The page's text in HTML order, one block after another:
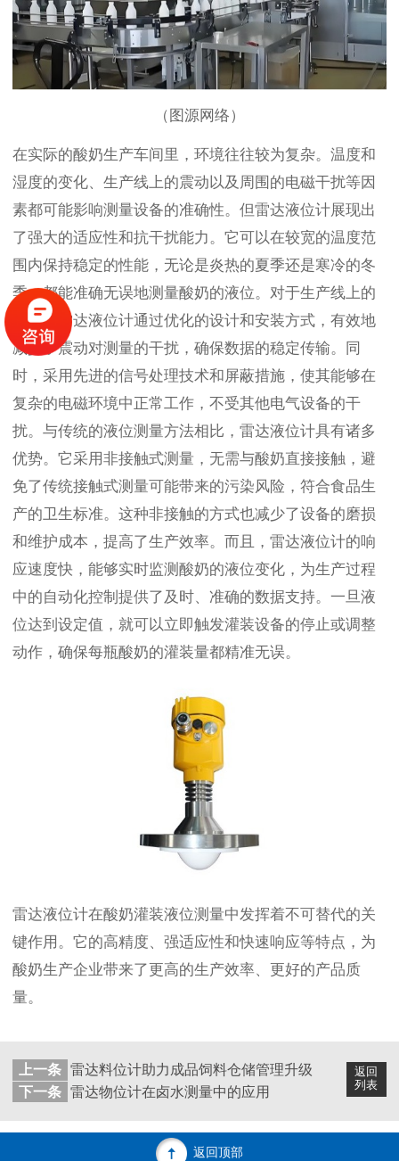
（图源网络）
在实际的酸奶生产车间里，环境往往较为复杂。温度和
湿度的变化、生产线上的震动以及周围的电磁干扰等因
素都可能影响测量设备的准确性。但雷达液位计展现出
了强大的适应性和抗干扰能力。它可以在较宽的温度范
围内保持稳定的性能，无论是炎热的夏季还是寒冷的冬
季，都能准确无误地测量酸奶的液位。对于生产线上的
震动，雷达液位计通过优化的设计和安装方式，有效地
减少了震动对测量的干扰，确保数据的稳定传输。同
时，采用先进的信号处理技术和屏蔽措施，使其能够在
复杂的电磁环境中正常工作，不受其他电气设备的干
扰。与传统的液位测量方法相比，雷达液位计具有诸多
优势。它采用非接触式测量，无需与酸奶直接接触，避
免了传统接触式测量可能带来的污染风险，符合食品生
产的卫生标准。这种非接触的方式也减少了设备的磨损
和维护成本，提高了生产效率。而且，雷达液位计的响
应速度快，能够实时监测酸奶的液位变化，为生产过程
中的自动化控制提供了及时、准确的数据支持。一旦液
位达到设定值，就可以立即触发灌装设备的停止或调整
动作，确保每瓶酸奶的灌装量都精准无误。
雷达液位计在酸奶灌装液位测量中发挥着不可替代的关
键作用。它的高精度、强适应性和快速响应等特点，为
酸奶生产企业带来了更高的生产效率、更好的产品质
量。
返回
列表
上一条 雷达料位计助力成品饲料仓储管理升级
下一条 雷达物位计在卤水测量中的应用
返回顶部